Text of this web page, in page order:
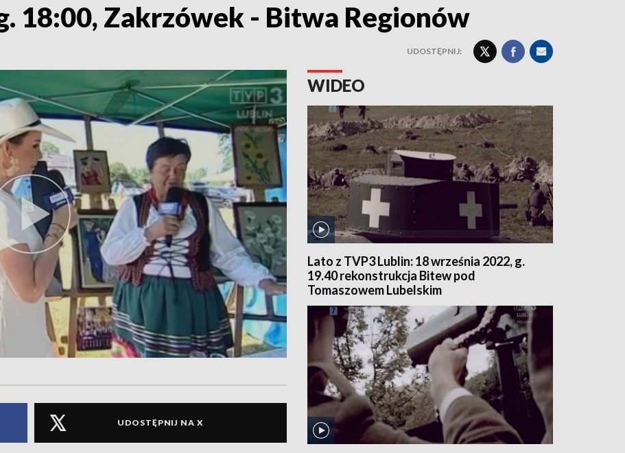
18:00, Zakrzówek - Bitwa Regionów
UDOSTĘPNIJ:
UDOSTĘPNIJ NA X
WIDEO
Lato z TVP3 Lublin: 18 września 2022, g.
19.40 rekonstrukcja Bitew pod
Tomaszowem Lubelskim